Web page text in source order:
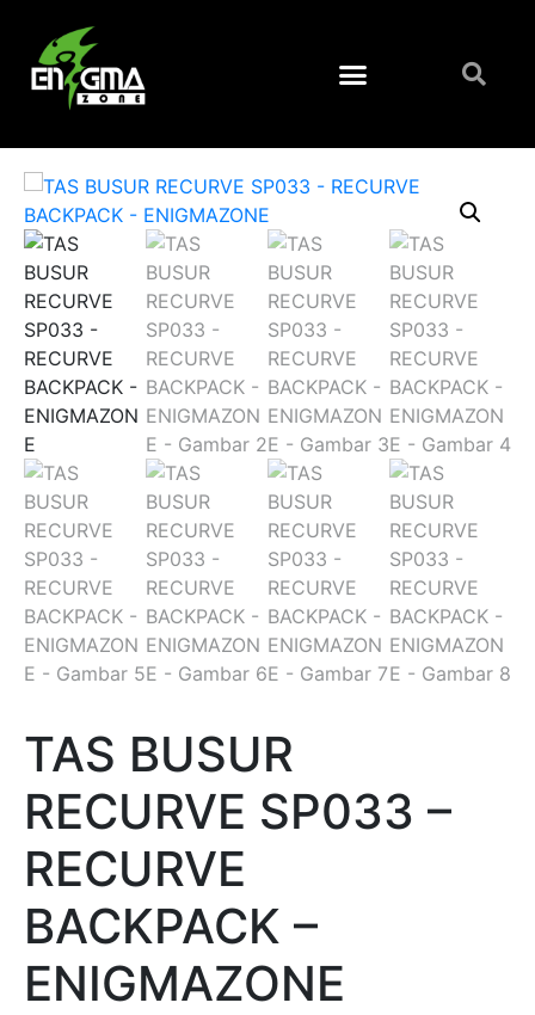
TAS BUSUR
RECURVE SP033 –
RECURVE
BACKPACK –
ENIGMAZONE